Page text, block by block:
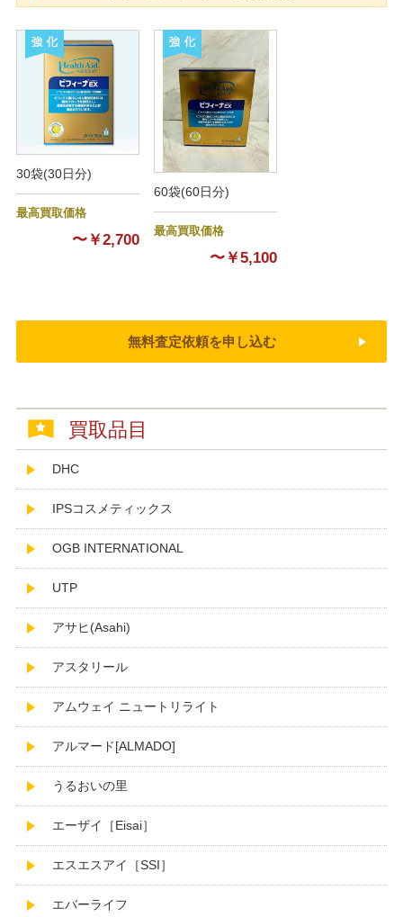
30袋(30日分)
最高買取価格
〜￥2,700
60袋(60日分)
最高買取価格
〜￥5,100
無料査定依頼を申し込む
買取品目
DHC
IPSコスメティックス
OGB INTERNATIONAL
UTP
アサヒ(Asahi)
アスタリール
アムウェイ ニュートリライト
アルマード[ALMADO]
うるおいの里
エーザイ［Eisai］
エスエスアイ［SSI］
エバーライフ